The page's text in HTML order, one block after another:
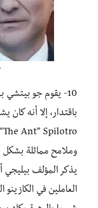
10- يقوم جو بيتشي
باقتدار، إلا أنه
وملامح مماثلة
يذكر المؤلف بيليجي
العاملين في